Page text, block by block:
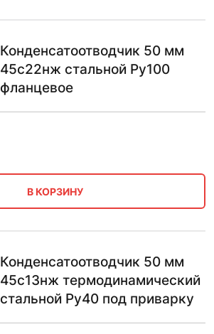
Конденсатоотводчик 50 мм
45с22нж стальной Ру100
фланцевое
В КОРЗИНУ
Конденсатоотводчик 50 мм
45с13нж термодинамический
стальной Ру40 под приварку